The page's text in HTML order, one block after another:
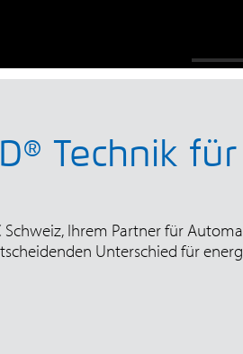
Technik
Ihrem Partner für
Unterschied für